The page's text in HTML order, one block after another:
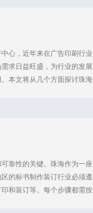
心，近年来在广告印刷行
求日益旺盛，为行业的发
本文将从几个方面探讨珠海
靠性的关键。珠海作为一
的标书制作装订行业必须
和装订等。每个步骤都需按